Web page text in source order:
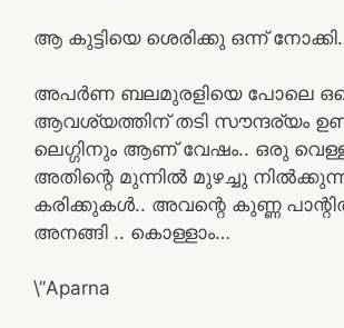
ആ കുട്ടിയെ ശെരിക്കു ഒന്ന്
അപർണ ബലമുരളിയെ പോലെ
ആവശ്യത്തിന് തടി സൗന്ദര്യം
ലെഗ്ഗിനും ആണ് വേഷം.. ഒരു
അതിന്റെ മുന്നിൽ മുഴച്ചു
കരിക്കുകൾ.. അവന്റെ കുണ്ണ
അനങ്ങി .. കൊള്ളാം…
\”Aparna